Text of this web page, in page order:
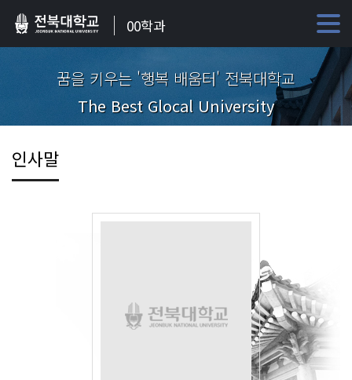
00학과
꿈을 키우는 '행복 배움터' 전북대학교
The Best Glocal University
인사말